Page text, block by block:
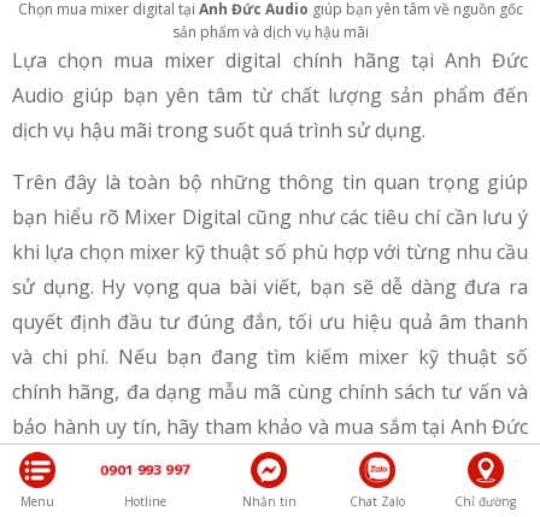
Chọn mua mixer digital tại Anh Đức Audio giúp bạn yên tâm về nguồn gốc
sản phẩm và dịch vụ hậu mãi
Lựa chọn mua mixer digital chính hãng tại Anh Đức
Audio giúp bạn yên tâm từ chất lượng sản phẩm đến
dịch vụ hậu mãi trong suốt quá trình sử dụng.
Trên đây là toàn bộ những thông tin quan trọng giúp
bạn hiểu rõ Mixer Digital cũng như các tiêu chí cần lưu ý
khi lựa chọn mixer kỹ thuật số phù hợp với từng nhu cầu
sử dụng. Hy vọng qua bài viết, bạn sẽ dễ dàng đưa ra
quyết định đầu tư đúng đắn, tối ưu hiệu quả âm thanh
và chi phí. Nếu bạn đang tìm kiếm mixer kỹ thuật số
chính hãng, đa dạng mẫu mã cùng chính sách tư vấn và
bảo hành uy tín, hãy tham khảo và mua sắm tại Anh Đức
Audio để được hỗ trợ tốt nhất.
Menu
0901 993 997
Hotline Nhắn tin Chat Zalo Chỉ đường